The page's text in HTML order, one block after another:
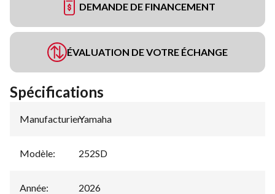
DEMANDE DE FINANCEMENT
ÉVALUATION DE VOTRE ÉCHANGE
Spécifications
Manufacturier:
Yamaha
Modèle: 252SD
Année: 2026